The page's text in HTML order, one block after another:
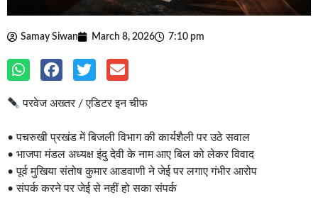
Samay Siwan March 8, 2026 7:10 pm
परवेज अख्तर / एडिटर इन चीफ
• पचरुखी प्रखंड में बिजली विभाग की कार्यशैली पर उठे सवाल
• भाजपा मंडल अध्यक्ष इंदु देवी के नाम आए बिल को लेकर विवाद
• पूर्व मुखिया संतोष कुमार आडवाणी ने जेई पर लगाए गंभीर आरोप
• संपर्क करने पर जेई से नहीं हो सका संपर्क